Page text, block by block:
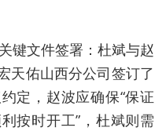
键文件签署：杜斌与赵
天佑山西分公司签订了
定，赵波应确保“保证
按时开工”，杜斌则需